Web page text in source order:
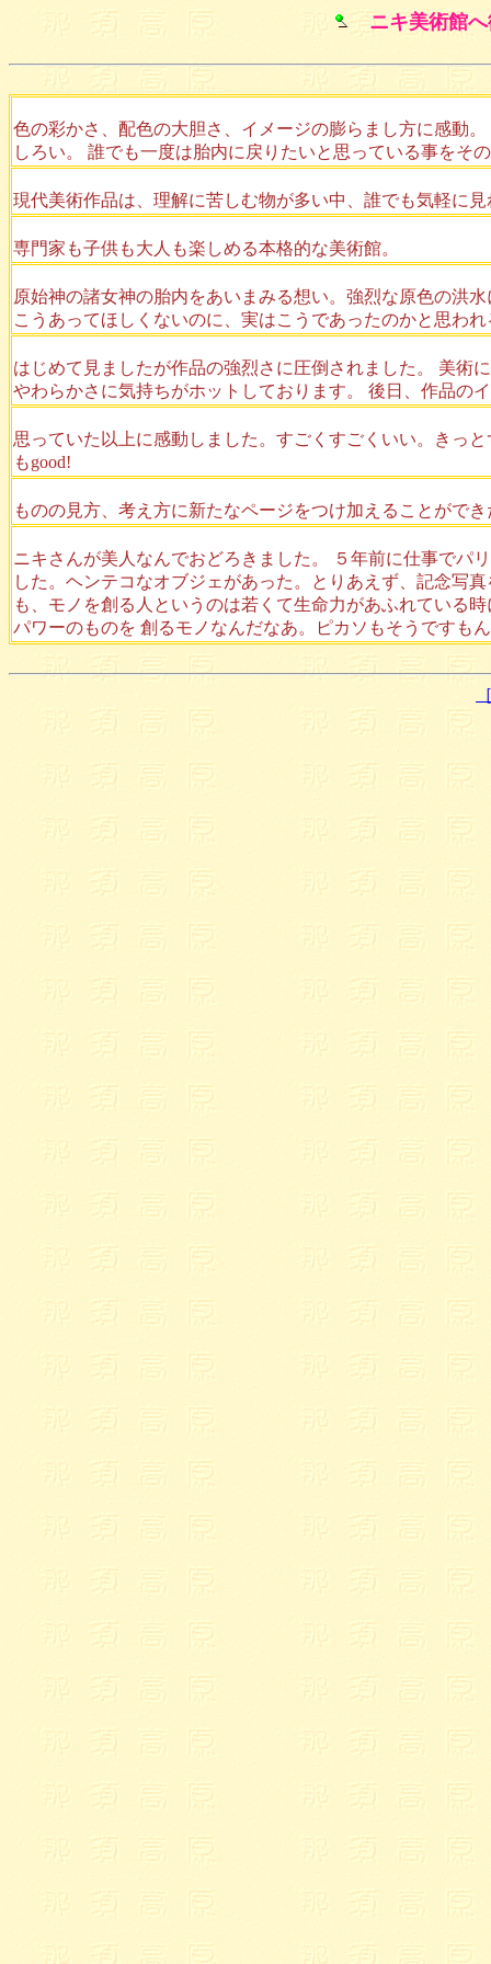
ニキ美術館
色の彩かさ、配色の大胆さ、イメージの膨らまし方に感動
しろい。 誰でも一度は胎内に戻りたいと思っている事をそ
現代美術作品は、理解に苦しむ物が多い中、誰でも気軽に
専門家も子供も大人も楽しめる本格的な美術館。
原始神の諸女神の胎内をあいまみる想い。強烈な原色の洪
こうあってほしくないのに、実はこうであったのかと思われ
はじめて見ましたが作品の強烈さに圧倒されました。 美術
やわらかさに気持ちがホットしております。 後日、作品の
思っていた以上に感動しました。すごくすごくいい。きっ
もgood!
ものの見方、考え方に新たなページをつけ加えることがで
ニキさんが美人なんでおどろきました。 ５年前に仕事でパ
した。ヘンテコなオブジェがあった。とりあえず、記念写
も、モノを創る人というのは若くて生命力があふれている
パワーのものを 創るモノなんだなあ。ピカソもそうですも